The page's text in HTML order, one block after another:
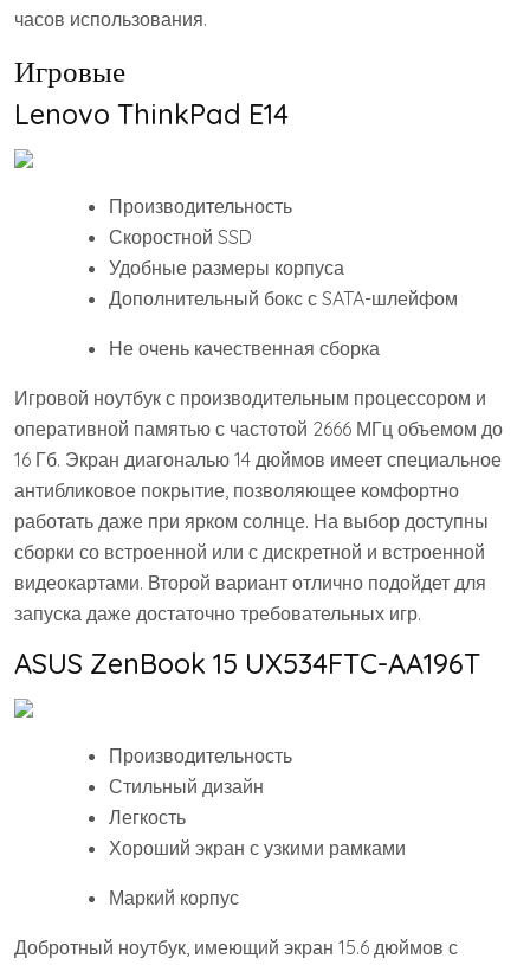
часов использования.
Игровые
Lenovo ThinkPad E14
Производительность
Скоростной SSD
Удобные размеры корпуса
Дополнительный бокс с SATA-шлейфом
Не очень качественная сборка
Игровой ноутбук с производительным процессором и
оперативной памятью с частотой 2666 МГц объемом до
16 Гб. Экран диагональю 14 дюймов имеет специальное
антибликовое покрытие, позволяющее комфортно
работать даже при ярком солнце. На выбор доступны
сборки со встроенной или с дискретной и встроенной
видеокартами. Второй вариант отлично подойдет для
запуска даже достаточно требовательных игр.
ASUS ZenBook 15 UX534FTC-AA196T
Производительность
Стильный дизайн
Легкость
Хороший экран с узкими рамками
Маркий корпус
Добротный ноутбук, имеющий экран 15.6 дюймов с